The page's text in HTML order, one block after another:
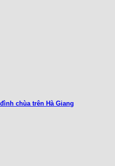
chùa trên Hà Giang